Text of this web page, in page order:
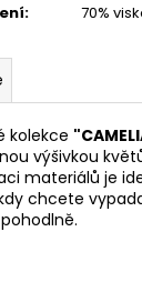
: 70%
kolekce
výšivkou
materiálů je
chcete